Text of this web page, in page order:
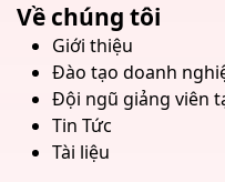
Về chúng tôi
Giới thiệu
Đào tạo doanh
Đội ngũ giảng viên
Tin Tức
Tài liệu